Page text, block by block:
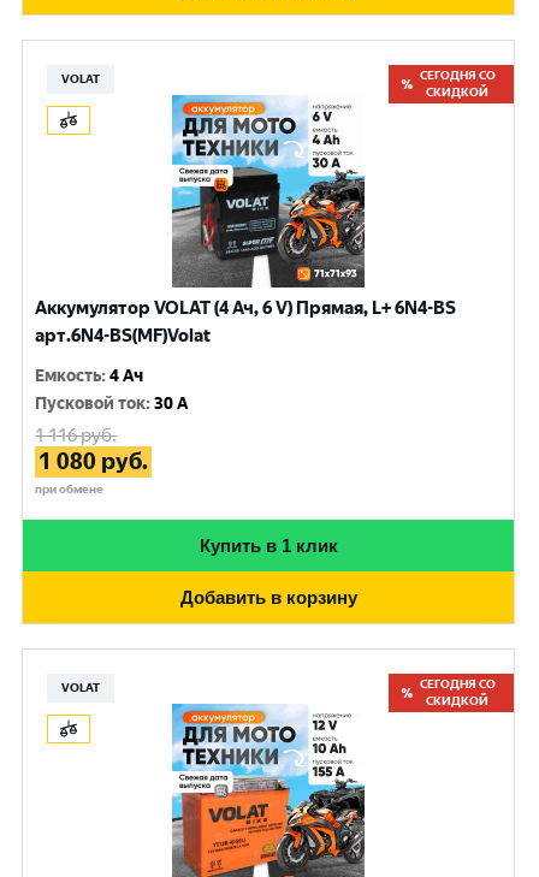
VOLAT
СЕГОДНЯ СО
СКИДКОЙ
Аккумулятор VOLAT (4 Ач, 6 V) Прямая, L+ 6N4-BS
арт.6N4-BS(MF)Volat
Емкость:4 Ач
Пусковой ток:30 A
1 116руб.
1 080 руб.
при обмене
Купить в 1 клик
Добавить в корзину
VOLAT
СЕГОДНЯ СО
СКИДКОЙ